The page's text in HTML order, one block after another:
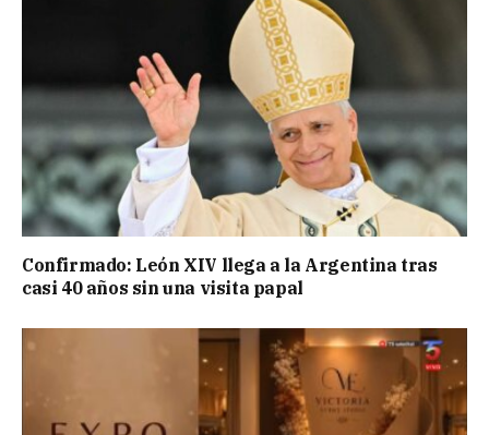
Confirmado: León XIV llega a la Argentina tras
casi 40 años sin una visita papal